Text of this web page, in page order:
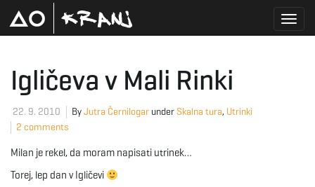
Igličeva v Mali Rinki
22. 9. 2010 ByJutra Černilogar under Skalna tura, Utrinki
2 comments
Milan je rekel, da moram napisati utrinek…
Torej, lep dan v Igličevi